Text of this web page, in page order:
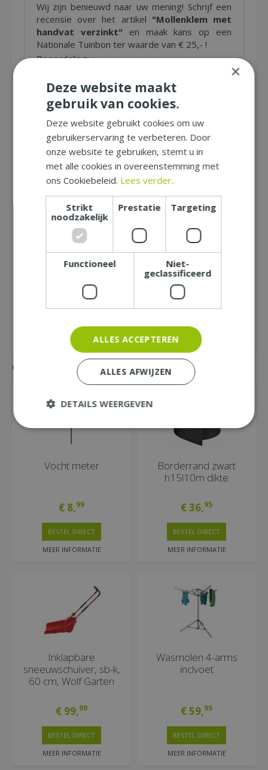
Wij zijn benieuwd naar uw mening! Schrijf een
recensie over het artikel "Mollenklem met
handvat verzinkt" en maak kans op een
Nationale Tuinbon ter waarde van € 25,- !
Beoordeling:*
Uw mening over dit product: *
Let op: deze recensie gaat over het product en niet over
ons tuincentrum, de service of levering van uw bestelling. U
kunt bijvoorbeeld in gaan op de kwaliteit van het product,
de look & feel en belangrijke eigenschappen.
Naam (zichtbaar op website):*
Plaats (zichtbaar op website):
E-mailadres (niet zichtbaar):
Gemakkelijk mee bestellen
Vocht meter
€ 8,99
MEER INFORMATIE
BESTEL DIRECT
Borderrand zwart
h15l10m dikte
€36,95
MEER INFORMATIE
BESTEL DIRECT
Inklapbare
sneeuwschuiver, sb-k,
60 cm, Wolf Garten
€ 99,99
MEER INFORMATIE
BESTEL DIRECT
Wasmolen 4-arms
inclvoet
€59,95
MEER INFORMATIE
BESTEL DIRECT
×
Deze website maakt
gebruik van cookies.
Deze website gebruikt cookies om uw
gebruikerservaring te verbeteren. Door
onze website te gebruiken, stemt u in
met alle cookies in overeenstemming met
ons Cookiebeleid. Lees verder..
Strikt
noodzakelijk
Prestatie Targeting
Functioneel
Niet-
geclassificeerd
ALLES ACCEPTEREN
ALLES AFWIJZEN
DETAILS WEERGEVEN